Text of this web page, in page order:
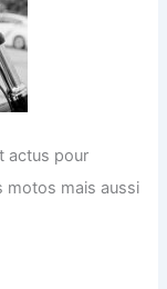
actus pour
motos mais aussi